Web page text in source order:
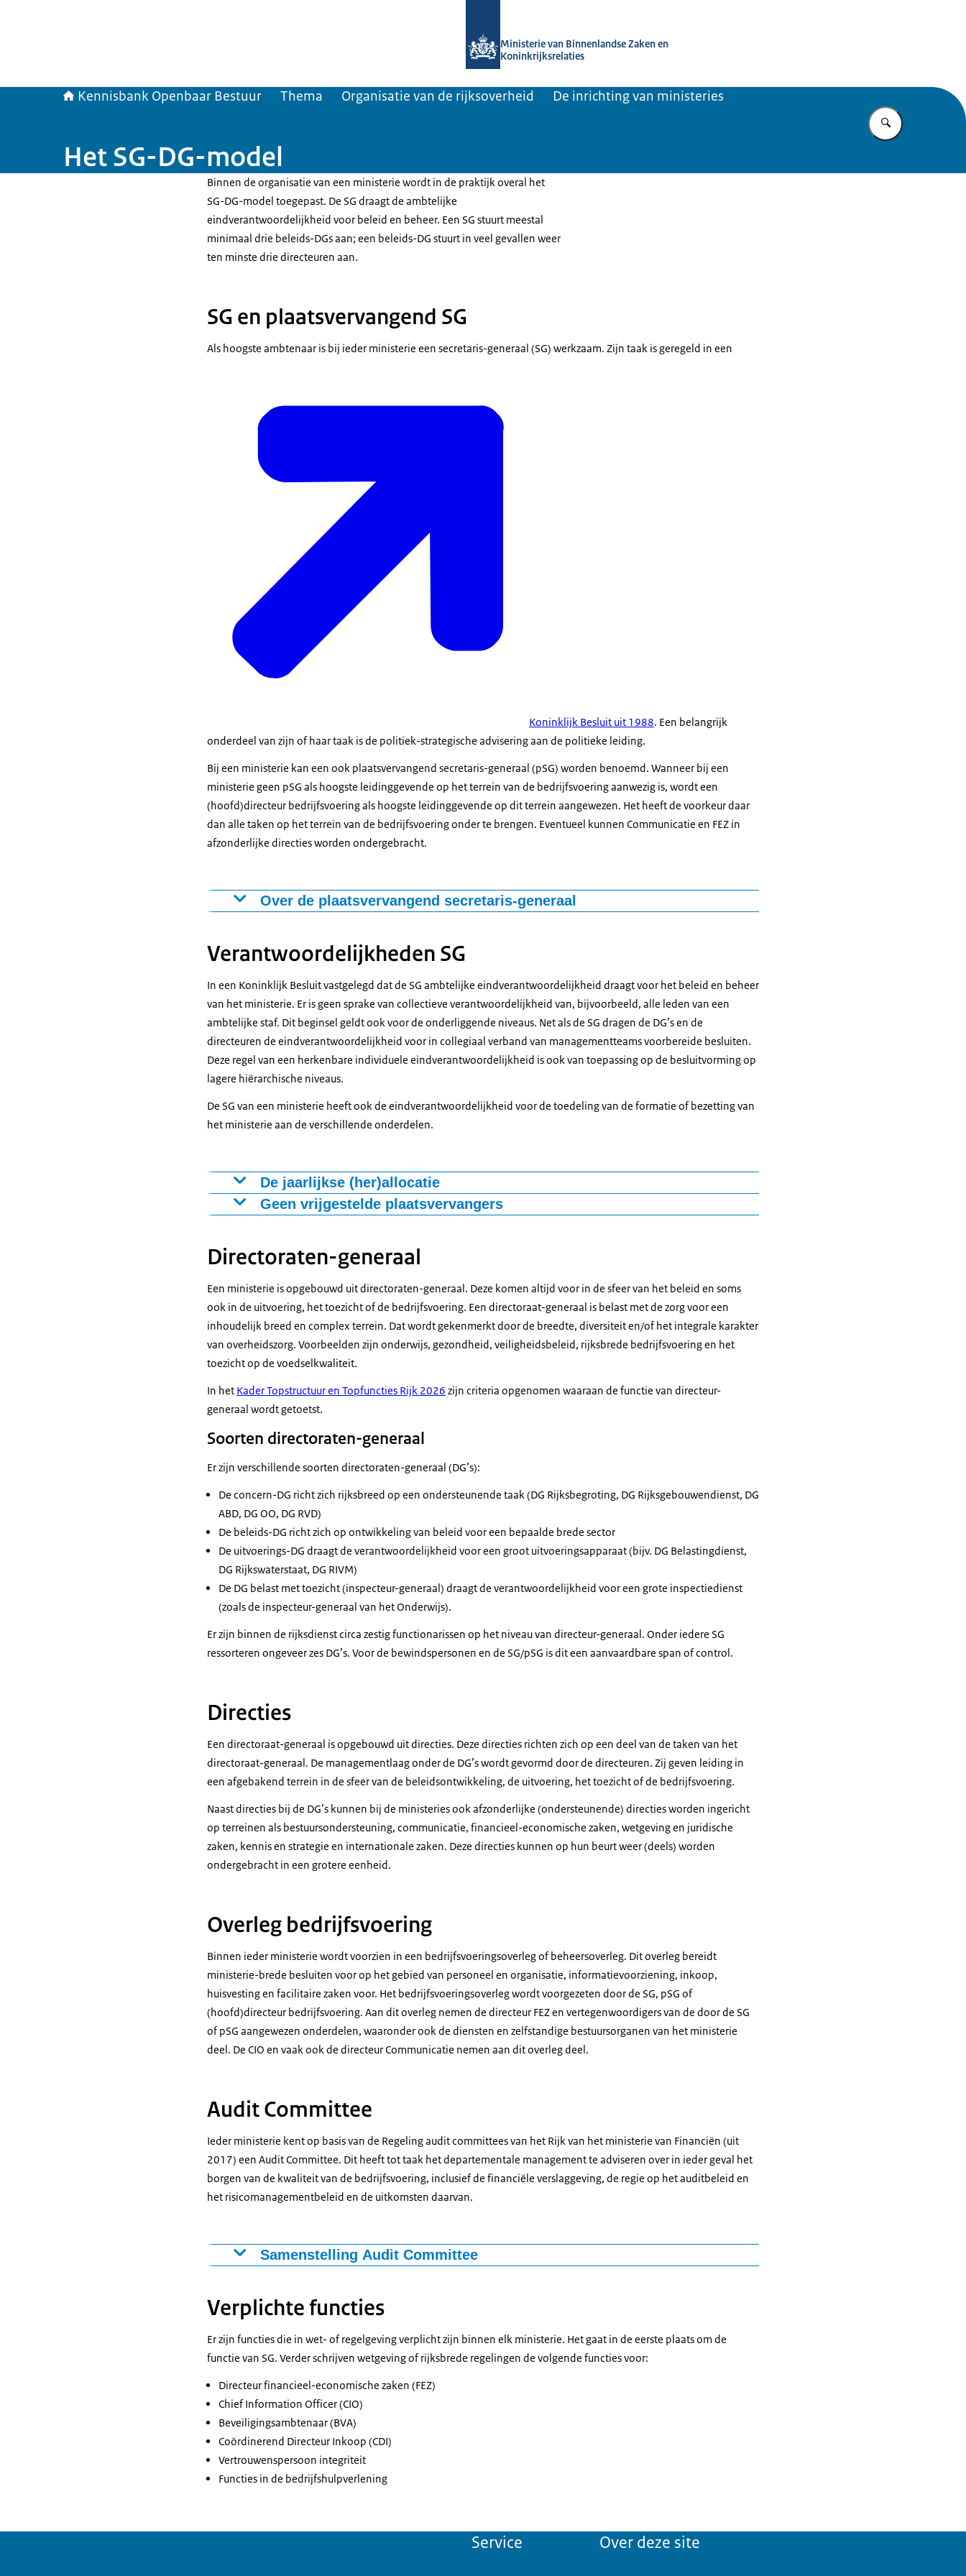
Ministerie van Binnenlandse Zaken en
Koninkrijksrelaties
Kennisbank Openbaar Bestuur Thema Organisatie van de rijksoverheid De inrichting van ministeries
Vul in wat u
Het SG-DG-model
Binnen de organisatie van een ministerie wordt in de praktijk overal het
SG-DG-model toegepast. De SG draagt de ambtelijke
eindverantwoordelijkheid voor beleid en beheer. Een SG stuurt meestal
minimaal drie beleids-DGs aan; een beleids-DG stuurt in veel gevallen weer
ten minste drie directeuren aan.
SG en plaatsvervangend SG
Als hoogste ambtenaar is bij ieder ministerie een secretaris-generaal (SG) werkzaam. Zijn taak is geregeld in een
Koninklijk Besluit uit 1988. Een belangrijk
onderdeel van zijn of haar taak is de politiek-strategische advisering aan de politieke leiding.
Bij een ministerie kan een ook plaatsvervangend secretaris-generaal (pSG) worden benoemd. Wanneer bij een
ministerie geen pSG als hoogste leidinggevende op het terrein van de bedrijfsvoering aanwezig is, wordt een
(hoofd)directeur bedrijfsvoering als hoogste leidinggevende op dit terrein aangewezen. Het heeft de voorkeur daar
dan alle taken op het terrein van de bedrijfsvoering onder te brengen. Eventueel kunnen Communicatie en FEZ in
afzonderlijke directies worden ondergebracht.
Over de plaatsvervangend secretaris-generaal
generaal bepaald. De pSG wordt in de praktijk vaak aangewezen als hoogste leidinggevende onder de SG
Verantwoordelijkheden SG
In een Koninklijk Besluit vastgelegd dat de SG ambtelijke eindverantwoordelijkheid draagt voor het beleid en beheer
van het ministerie. Er is geen sprake van collectieve verantwoordelijkheid van, bijvoorbeeld, alle leden van een
ambtelijke staf. Dit beginsel geldt ook voor de onderliggende niveaus. Net als de SG dragen de DG’s en de
directeuren de eindverantwoordelijkheid voor in collegiaal verband van managementteams voorbereide besluiten.
Deze regel van een herkenbare individuele eindverantwoordelijkheid is ook van toepassing op de besluitvorming op
lagere hiërarchische niveaus.
De SG van een ministerie heeft ook de eindverantwoordelijkheid voor de toedeling van de formatie of bezetting van
het ministerie aan de verschillende onderdelen.
De jaarlijkse (her)allocatie
Tijdens de jaarlijkse (her)allocatie maakt de SG, in overleg met de ambtelijke staf, keuzes over de invulling
verdeling van de formatie of bezetting over de onderdelen. Dat vormt de basis voor overleg met en advies
Geen vrijgestelde plaatsvervangers
onder het niveau van de SG wordt in alle gevallen een DG of pSG aangewezen.
Directoraten-generaal
Een ministerie is opgebouwd uit directoraten-generaal. Deze komen altijd voor in de sfeer van het beleid en soms
ook in de uitvoering, het toezicht of de bedrijfsvoering. Een directoraat-generaal is belast met de zorg voor een
inhoudelijk breed en complex terrein. Dat wordt gekenmerkt door de breedte, diversiteit en/of het integrale karakter
van overheidszorg. Voorbeelden zijn onderwijs, gezondheid, veiligheidsbeleid, rijksbrede bedrijfsvoering en het
toezicht op de voedselkwaliteit.
In het Kader Topstructuur en Topfuncties Rijk 2026 zijn criteria opgenomen waaraan de functie van directeur-
generaal wordt getoetst.
Soorten directoraten-generaal
Er zijn verschillende soorten directoraten-generaal (DG’s):
De concern-DG richt zich rijksbreed op een ondersteunende taak (DG Rijksbegroting, DG Rijksgebouwendienst, DG
ABD, DG OO, DG RVD)
De beleids-DG richt zich op ontwikkeling van beleid voor een bepaalde brede sector
De uitvoerings-DG draagt de verantwoordelijkheid voor een groot uitvoeringsapparaat (bijv. DG Belastingdienst,
DG Rijkswaterstaat, DG RIVM)
De DG belast met toezicht (inspecteur-generaal) draagt de verantwoordelijkheid voor een grote inspectiedienst
(zoals de inspecteur-generaal van het Onderwijs).
Er zijn binnen de rijksdienst circa zestig functionarissen op het niveau van directeur-generaal. Onder iedere SG
ressorteren ongeveer zes DG’s. Voor de bewindspersonen en de SG/pSG is dit een aanvaardbare span of control.
Directies
Een directoraat-generaal is opgebouwd uit directies. Deze directies richten zich op een deel van de taken van het
directoraat-generaal. De managementlaag onder de DG’s wordt gevormd door de directeuren. Zij geven leiding in
een afgebakend terrein in de sfeer van de beleidsontwikkeling, de uitvoering, het toezicht of de bedrijfsvoering.
Naast directies bij de DG’s kunnen bij de ministeries ook afzonderlijke (ondersteunende) directies worden ingericht
op terreinen als bestuursondersteuning, communicatie, financieel-economische zaken, wetgeving en juridische
zaken, kennis en strategie en internationale zaken. Deze directies kunnen op hun beurt weer (deels) worden
ondergebracht in een grotere eenheid.
Overleg bedrijfsvoering
Binnen ieder ministerie wordt voorzien in een bedrijfsvoeringsoverleg of beheersoverleg. Dit overleg bereidt
ministerie-brede besluiten voor op het gebied van personeel en organisatie, informatievoorziening, inkoop,
huisvesting en facilitaire zaken voor. Het bedrijfsvoeringsoverleg wordt voorgezeten door de SG, pSG of
(hoofd)directeur bedrijfsvoering. Aan dit overleg nemen de directeur FEZ en vertegenwoordigers van de door de SG
of pSG aangewezen onderdelen, waaronder ook de diensten en zelfstandige bestuursorganen van het ministerie
deel. De CIO en vaak ook de directeur Communicatie nemen aan dit overleg deel.
Audit Committee
Ieder ministerie kent op basis van de Regeling audit committees van het Rijk van het ministerie van Financiën (uit
2017) een Audit Committee. Dit heeft tot taak het departementale management te adviseren over in ieder geval het
borgen van de kwaliteit van de bedrijfsvoering, inclusief de financiële verslaggeving, de regie op het auditbeleid en
het risicomanagementbeleid en de uitkomsten daarvan.
Samenstelling Audit Committee
vier keer per jaar bijeen. De vergaderingen sluiten zoveel mogelijk aan bij belangrijke momenten in de
Verplichte functies
Er zijn functies die in wet- of regelgeving verplicht zijn binnen elk ministerie. Het gaat in de eerste plaats om de
functie van SG. Verder schrijven wetgeving of rijksbrede regelingen de volgende functies voor:
Directeur financieel-economische zaken (FEZ)
Chief Information Officer (CIO)
Beveiligingsambtenaar (BVA)
Coördinerend Directeur Inkoop (CDI)
Vertrouwenspersoon integriteit
Functies in de bedrijfshulpverlening
Service Over deze site